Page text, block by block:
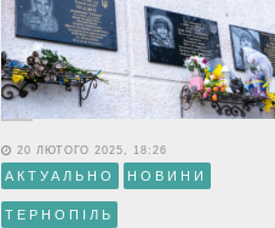
20 ЛЮТОГО 2025, 18:26
АКТУАЛЬНО НОВИНИ
ТЕРНОПІЛЬ